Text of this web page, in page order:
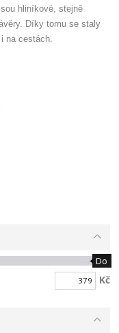
hliníkové, stejně
Díky tomu se staly
na cestách.
Do
Kč